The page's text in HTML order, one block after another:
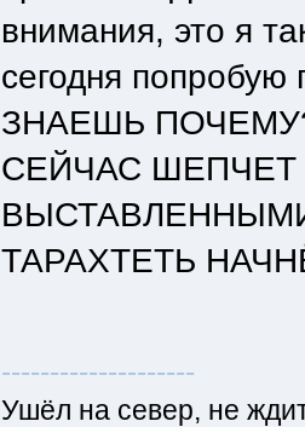
внимания, это я
сегодня попробую
ЗНАЕШЬ
СЕЙЧАС
ТАРАХТЕТЬ
--------------------
Ушёл на север, не